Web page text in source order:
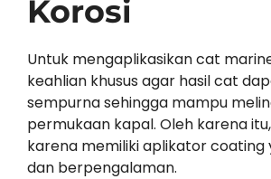
Korosi
Untuk mengaplikasikan cat
keahlian khusus agar hasil cat
sempurna sehingga mampu
permukaan kapal. Oleh karena itu,
karena memiliki aplikator coating
dan berpengalaman.